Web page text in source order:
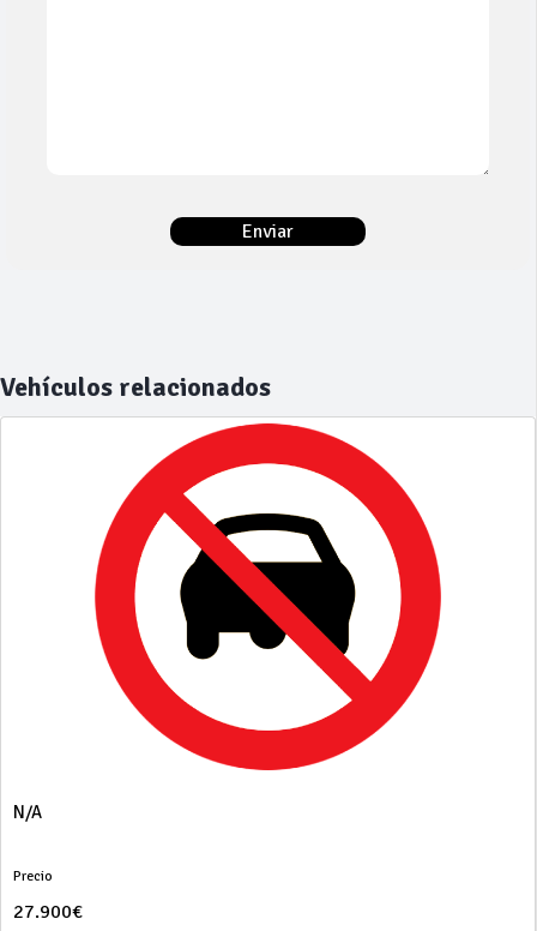
Vehículos relacionados
N/A
Precio
27.900€